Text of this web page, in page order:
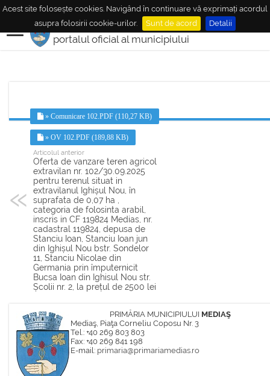
Acest site folosește cookies. Navigând în continuare vă exprimați acordul
asupra folosirii cookie-urilor.
Sunt de acord Detalii
MUNICIPIULMEDIAŞ
portalul oficial al municipiului
» Comunicare 102.PDF (110,27 KB)
» OV 102.PDF (189,88 KB)
Articolul anterior
Oferta de vanzare teren agricol
extravilan nr. 102/30.09.2025
pentru terenul situat in
extravilanul Ighișul Nou, în
suprafata de 0,07 ha ,
categoria de folosinta arabil,
inscris in CF 119824 Medias, nr.
cadastral 119824, depusa de
Stanciu Ioan, Stanciu Ioan jun
din Ighișul Nou bstr. Sondelor
11, Stanciu Nicolae din
Germania prin împuternicit
Bucsa Ioan din Ighisul Nou str.
Școlii nr. 2, la prețul de 2500 lei
PRIMĂRIA MUNICIPIULUI MEDIAŞ
Mediaş, Piaţa Corneliu Coposu Nr. 3
Tel.: +40 269 803 803
Fax: +40 269 841 198
E-mail: primaria@primariamedias.ro